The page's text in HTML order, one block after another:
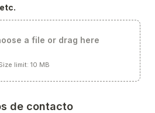
a file or drag here
limit: 10 MB
de contacto